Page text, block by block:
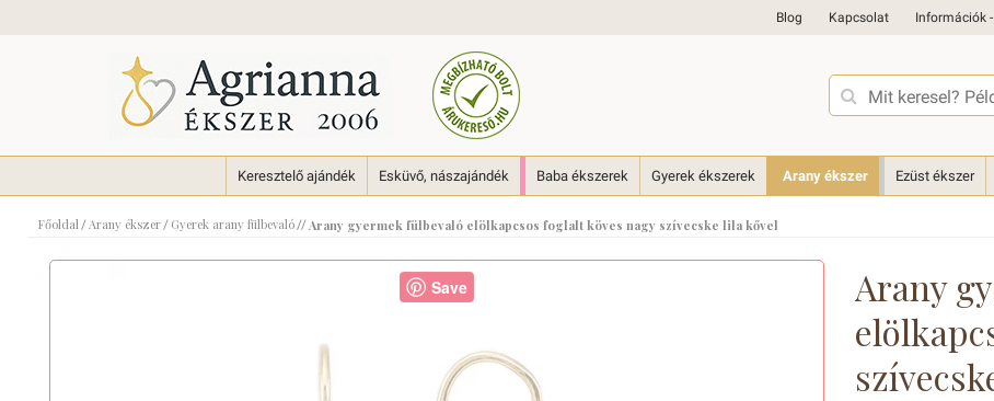
Blog Kapcsolat Információk
Keresztelő ajándék Esküvő, nászajándék Baba ékszerek Gyerek ékszerek Arany ékszer Ezüst ékszer
Főoldal/Arany ékszer/ Gyerek arany fülbevaló//Arany gyermek fülbevaló elölkapcsos foglalt köves nagy szívecske lila kővel
Save
Arany